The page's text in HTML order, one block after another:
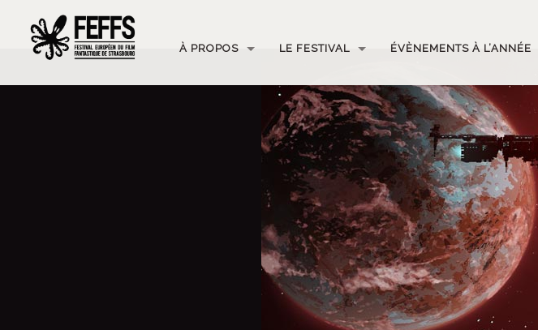
À PROPOS LE FESTIVAL ÉVÈNEMENTS À L’ANNÉE